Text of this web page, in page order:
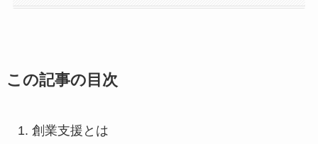
この記事の目次
創業支援とは